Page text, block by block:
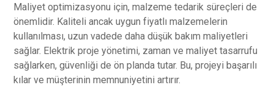
Maliyet optimizasyonu için, malzeme tedarik süreçleri de
önemlidir. Kaliteli ancak uygun fiyatlı malzemelerin
kullanılması, uzun vadede daha düşük bakım maliyetleri
sağlar. Elektrik proje yönetimi, zaman ve maliyet tasarrufu
sağlarken, güvenliği de ön planda tutar. Bu, projeyi başarılı
kılar ve müşterinin memnuniyetini artırır.